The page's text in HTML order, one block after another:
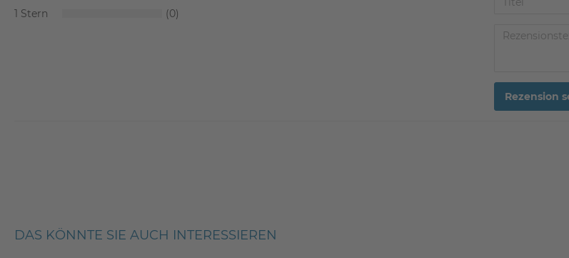
1
0
Rezension
DAS KÖNNTE SIE AUCH INTERESSIEREN